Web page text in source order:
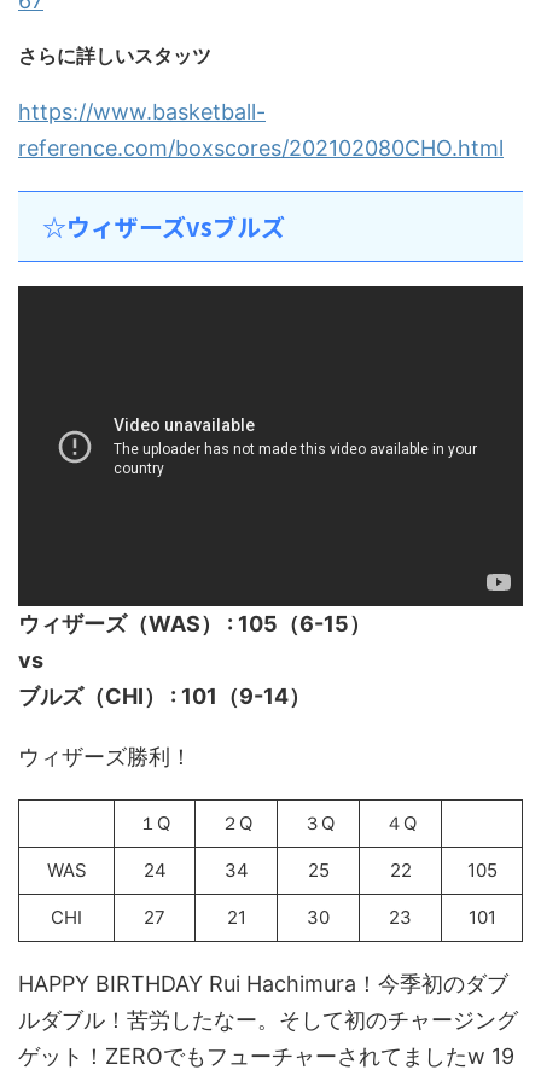
さらに詳しいスタッツ
https://www.basketball-
reference.com/boxscores/202102080CHO.html
☆ウィザーズvsブルズ
ウィザーズ（WAS） : 105（6-15）
vs
ブルズ（CHI） : 101（9-14）
ウィザーズ勝利！
１Q ２Q ３Q ４Q
WAS 24 34 25 22 105
CHI 27 21 30 23 101
HAPPY BIRTHDAY Rui Hachimura！今季初のダブ
ルダブル！苦労したなー。そして初のチャージング
ゲット！ZEROでもフューチャーされてましたw 19